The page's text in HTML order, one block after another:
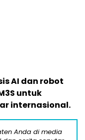
AI dan robot
untuk
internasional.
Anda di media